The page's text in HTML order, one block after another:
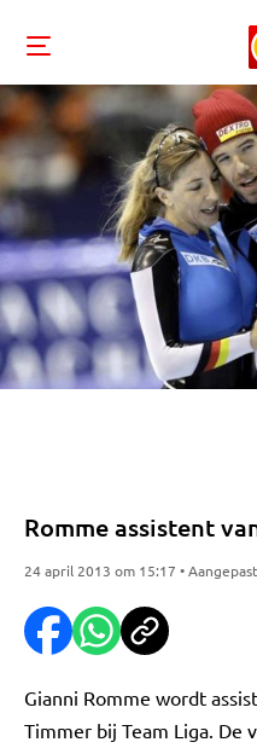
Romme assistent
24 april 2013 om 15:17 •
Gianni Romme wordt
Timmer bij Team Liga. De